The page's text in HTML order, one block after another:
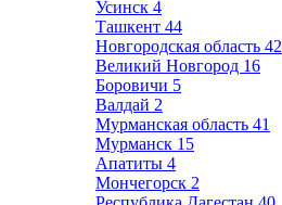
Усинск 4
Ташкент 44
Новгородская область 42
Великий Новгород 16
Боровичи 5
Валдай 2
Мурманская область 41
Мурманск 15
Апатиты 4
Мончегорск 2